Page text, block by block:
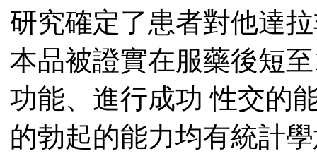
研究確定了患者對他達
本品被證實在服藥後短
功能、進行成功 性交的
的勃起的能力均有統計